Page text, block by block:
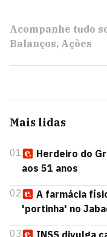
Acompanhe tudo
Balanços Ações
Mais lidas
01
Herdeiro do
aos 51 anos
02
A farmácia
'portinha' no
03 INSS divulga